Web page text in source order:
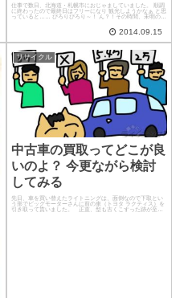
仕事で数日、北海道・札幌市におじゃましていました。 順調
に終わったので最終日はフリーになり 観光しようかなぁ と思
っていると…… ぴろりぴろり～！ ん？！その時間、未明の
3:30ころ携帯から変なアラーム音が！ 見てみると 大雨の警
2014.09.15
リサイクル
中古車の買取ってどこが良
いのよ？ 今更ながら検討
してみる
先日、車を買い替えたライトニングは、面倒なので下取とい
う形でビッグモーターさんに前の車（トヨタ ラクティス）を
引き取って貰いました。 正直、型も古くこすった跡が至る